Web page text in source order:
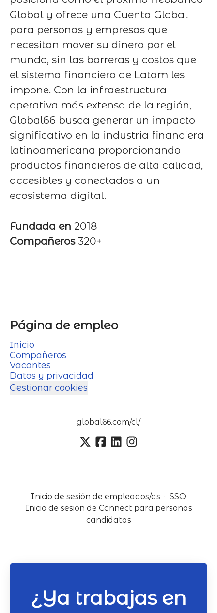
Global y ofrece una Cuenta Global
para personas y empresas que
necesitan mover su dinero por el
mundo, sin las barreras y costos que
el sistema financiero de Latam les
impone. Con la infraestructura
operativa más extensa de la región,
Global66 busca generar un impacto
significativo en la industria financiera
latinoamericana proporcionando
productos financieros de alta calidad,
accesibles y conectados a un
ecosistema digital.
Fundada en 2018
Compañeros 320+
Página de empleo
Inicio
Compañeros
Vacantes
Datos y privacidad
Gestionar cookies
global66.com/cl/
Inicio de sesión de empleados/as · SSO
Inicio de sesión de Connect para personas
candidatas
¿Ya trabajas en